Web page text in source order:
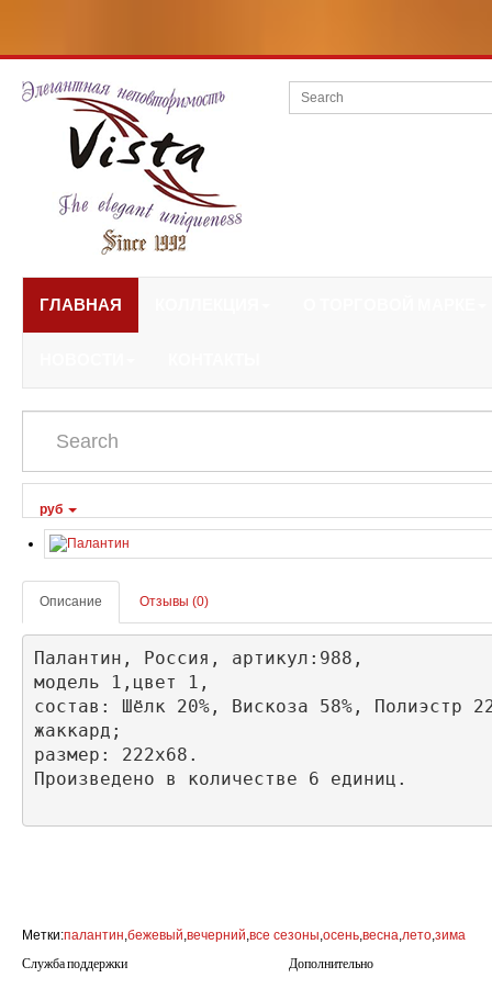
ГЛАВНАЯ
руб
Описание Отзывы (0)
Палантин, Россия, артикул:988,
модель 1,цвет 1,
состав: Шёлк 20%, Вискоза 58%, Полиэстр
жаккард;
размер: 222х68.
Метки:палантин,бежевый,вечерний,все сезоны,осень,весна,лето,зима
Служба поддержки Дополнительно